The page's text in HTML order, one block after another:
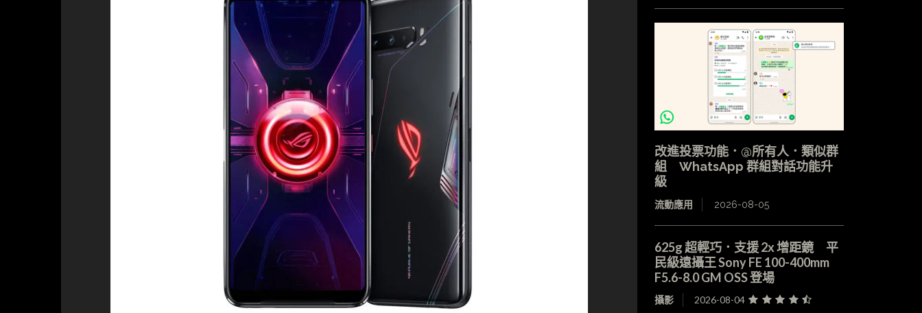
改進投票功能．@所有人．類似群
組 WhatsApp 群組對話功能升
級
流動應用 2026-08-05
625g 超輕巧．支援 2x 增距鏡 平
民級遠攝王 Sony FE 100-400mm
F5.6-8.0 GM OSS 登場
攝影 2026-08-04